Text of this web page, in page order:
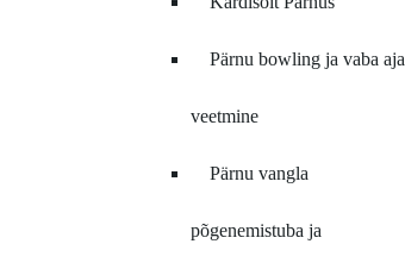
Pärnu bowling ja vaba aja
veetmine
Pärnu vangla
põgenemistuba ja